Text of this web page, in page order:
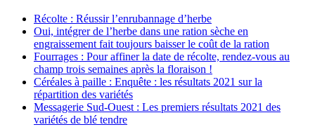
Récolte : Réussir l’enrubannage d’herbe
Oui, intégrer de l’herbe dans une ration sèche en
engraissement fait toujours baisser le coût de la ration
Fourrages : Pour affiner la date de récolte, rendez-vous au
champ trois semaines après la floraison !
Céréales à paille : Enquête : les résultats 2021 sur la
répartition des variétés
Messagerie Sud-Ouest : Les premiers résultats 2021 des
variétés de blé tendre